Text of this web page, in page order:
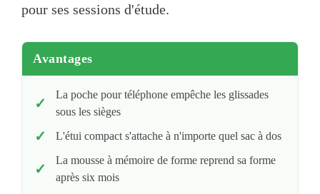
pour ses sessions d'étude.
Avantages
La poche pour téléphone empêche les glissades
sous les sièges
L'étui compact s'attache à n'importe quel sac à dos
La mousse à mémoire de forme reprend sa forme
après six mois